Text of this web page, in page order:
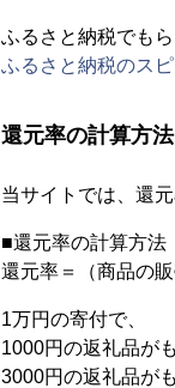
ふるさと納税でも
ふるさと納税のス
還元率の計算方法
当サイトでは、還
■還元率の計算方法
還元率＝（商品の
1万円の寄付で、
1000円の返礼品が
3000円の返礼品が